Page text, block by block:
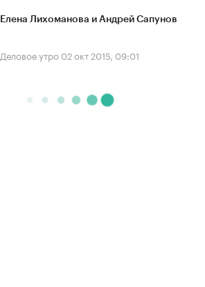
Елена Лихоманова и Андрей Сапунов
Деловое утро 02 окт 2015, 09:01